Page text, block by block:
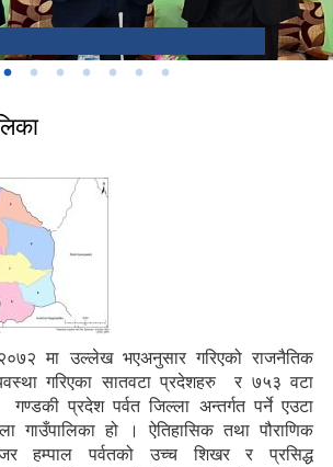
मा उल्लेख भएअनुसार गरिएको राजनैतिक
गरिएका सातवटा प्रदेशहरु र ७५३ वटा
प्रदेश पर्वत जिल्ला अन्तर्गत पर्ने एउटा
गाउँपालिका हो । ऐतिहासिक तथा पौराणिक
हम्पाल पर्वतको उच्च शिखर र प्रसिद्ध